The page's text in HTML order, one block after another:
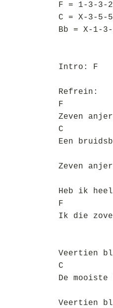
F = 1-3-3-
C = X-3-5-
Bb = X-1-
Intro: F
Refrein:
F
Zeven
C
Een
Zeven
Heb ik
F
Ik die
Veertien
C
De
Veertien